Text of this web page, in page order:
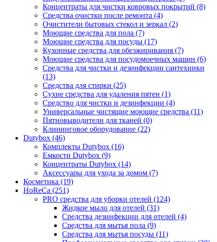
Концентраты для чистки ковровых покрытий (8)
Средства очистки после ремонта (4)
Очистители бытовых стекол и зеркал (2)
Моющие средства для пола (7)
Моющие средства для посуды (17)
Кухонные средства для обезжиривания (7)
Моющие средства для посудомоечных машин (6)
Средства для чистки и дезинфекции сантехники
(13)
Средства для стирки (25)
Сухие средства для удаления пятен (1)
Средство для чистки и дезинфекции (4)
Универсальные чистящие моющие средства (11)
Пятновыводители для тканей (0)
Клининговое оборудование (22)
Dutybox (46)
Комплекты Dutybox (16)
Емкости Dutybox (9)
Концентраты Dutybox (14)
Аксессуары для ухода за домом (7)
Косметика (19)
HoReCa (251)
PRO средства для уборки отелей (124)
Жидкое мыло для отелей (31)
Средства дезинфекции для отелей (4)
Средства для мытья пола (9)
Средства для мытья посуды (11)